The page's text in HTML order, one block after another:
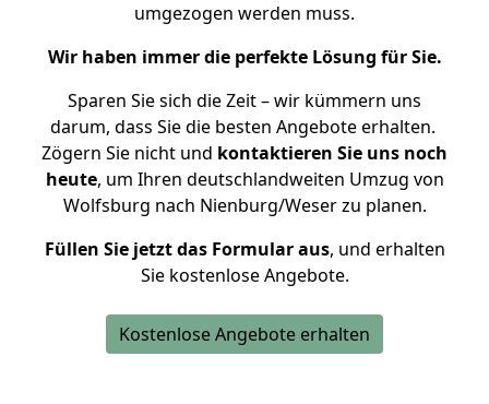
umgezogen werden muss.
Wir haben immer die perfekte Lösung für Sie.
Sparen Sie sich die Zeit – wir kümmern uns
darum, dass Sie die besten Angebote erhalten.
Zögern Sie nicht und kontaktieren Sie uns noch
heute, um Ihren deutschlandweiten Umzug von
Wolfsburg nach Nienburg/Weser zu planen.
Füllen Sie jetzt das Formular aus, und erhalten
Sie kostenlose Angebote.
Kostenlose Angebote erhalten